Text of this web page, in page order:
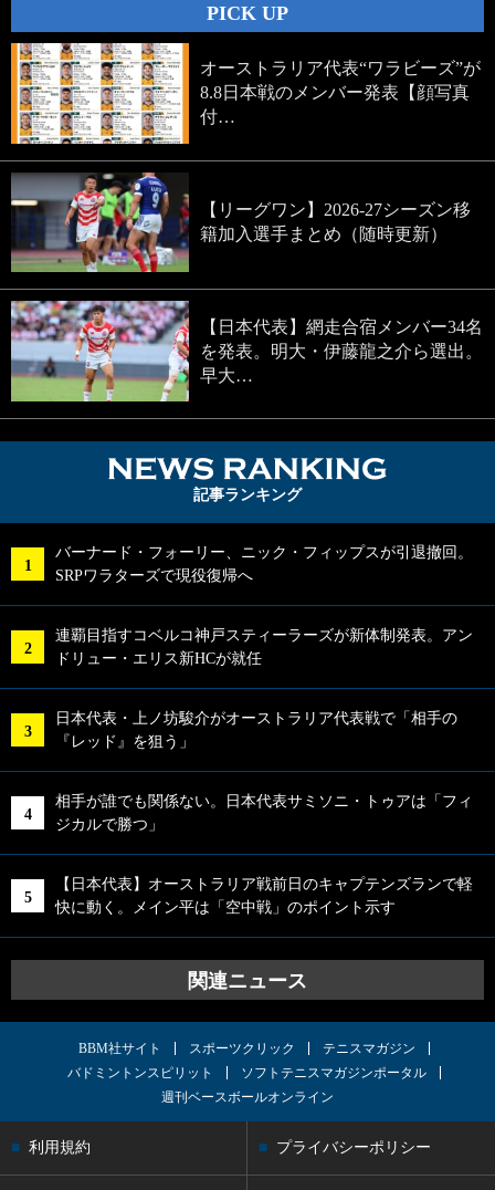
PICK UP
オーストラリア代表“ワラビーズ”が
8.8日本戦のメンバー発表【顔写真
付…
【リーグワン】2026-27シーズン移
籍加入選手まとめ（随時更新）
【日本代表】網走合宿メンバー34名
を発表。明大・伊藤龍之介ら選出。
早大…
記事ランキング
バーナード・フォーリー、ニック・フィップスが引退撤回。
SRPワラターズで現役復帰へ
連覇目指すコベルコ神戸スティーラーズが新体制発表。アン
ドリュー・エリス新HCが就任
日本代表・上ノ坊駿介がオーストラリア代表戦で「相手の
『レッド』を狙う」
相手が誰でも関係ない。日本代表サミソニ・トゥアは「フィ
ジカルで勝つ」
【日本代表】オーストラリア戦前日のキャプテンズランで軽
快に動く。メイン平は「空中戦」のポイント示す
関連ニュース
BBM社サイト スポーツクリック
テニスマガジン
バドミントンスピリット
ソフトテニスマガジンポータル
週刊ベースボールオンライン
利用規約 プライバシーポリシー